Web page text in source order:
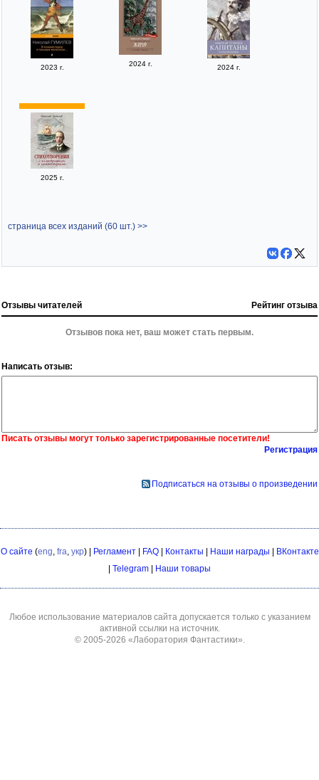
2023 г. 2024 г. 2024 г.
2025 г.
страница всех изданий (60 шт.) >>
Отзывы читателей Рейтинг отзыва
Отзывов пока нет, ваш может стать первым.
Написать отзыв:
Писать отзывы могут только зарегистрированные посетители!
Регистрация
Подписаться на отзывы о произведении
О сайте (eng fra укр) | Регламент| FAQ| Контакты | Наши награды | ВКонтакте
| Telegram | Наши товары
Любое использование материалов сайта допускается только с указанием
активной ссылки на источник.
© 2005-2026 «Лаборатория Фантастики»